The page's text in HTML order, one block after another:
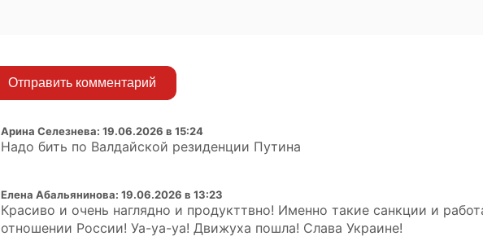
Отправить комментарий
Арина Селезнева: 19.06.2026 в 15:24
Надо бить по Валдайской резиденции Путина
Елена Абальянинова: 19.06.2026 в 13:23
Красиво и очень наглядно и продукттвно! Именно такие санкции и
отношении России! Уа-уа-уа! Движуха пошла! Слава Украине!